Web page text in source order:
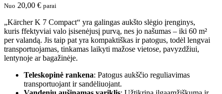
Nuo 20,00 € parai
„Kärcher K 7 Compact“ yra galingas aukšto slėgio įrenginys,
kuris ffektyviai valo įsisenėjusį purvą, nes jo našumas – iki 60 m²
per valandą. Jis taip pat yra kompaktiškas ir patogus, todėl lengvai
transportuojamas, tinkamas laikyti mažose vietose, pavyzdžiui,
lentynoje ar bagažinėje.
Teleskopinė rankena: Patogus aukščio reguliavimas
transportuojant ir sandėliuojant.